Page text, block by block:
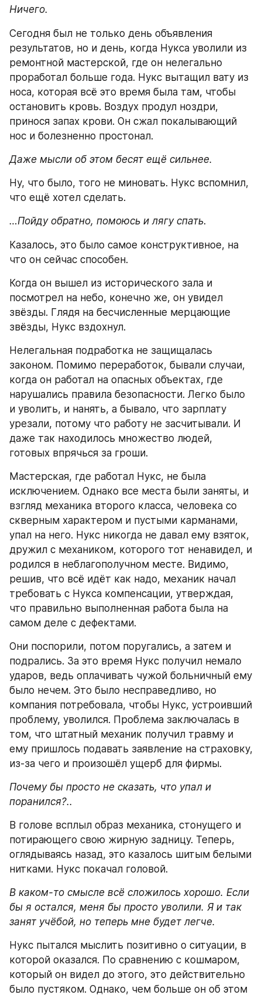
Ничего.
Сегодня был не только день объявления
результатов, но и день, когда Нукса уволили из
ремонтной мастерской, где он нелегально
проработал больше года. Нукс вытащил вату из
носа, которая всё это время была там, чтобы
остановить кровь. Воздух продул ноздри,
принося запах крови. Он сжал покалывающий
нос и болезненно простонал.
Даже мысли об этом бесят ещё сильнее.
Ну, что было, того не миновать. Нукс вспомнил,
что ещё хотел сделать.
…Пойду обратно, помоюсь и лягу спать.
Казалось, это было самое конструктивное, на
что он сейчас способен.
Когда он вышел из исторического зала и
посмотрел на небо, конечно же, он увидел
звёзды. Глядя на бесчисленные мерцающие
звёзды, Нукс вздохнул.
Нелегальная подработка не защищалась
законом. Помимо переработок, бывали случаи,
когда он работал на опасных объектах, где
нарушались правила безопасности. Легко было
и уволить, и нанять, а бывало, что зарплату
урезали, потому что работу не засчитывали. И
даже так находилось множество людей,
готовых впрячься за гроши.
Мастерская, где работал Нукс, не была
исключением. Однако все места были заняты, и
взгляд механика второго класса, человека со
скверным характером и пустыми карманами,
упал на него. Нукс никогда не давал ему взяток,
дружил с механиком, которого тот ненавидел, и
родился в неблагополучном месте. Видимо,
решив, что всё идёт как надо, механик начал
требовать с Нукса компенсации, утверждая,
что правильно выполненная работа была на
самом деле с дефектами.
Они поспорили, потом поругались, а затем и
подрались. За это время Нукс получил немало
ударов, ведь оплачивать чужой больничный ему
было нечем. Это было несправедливо, но
компания потребовала, чтобы Нукс, устроивший
проблему, уволился. Проблема заключалась в
том, что штатный механик получил травму и
ему пришлось подавать заявление на страховку,
из-за чего и произошёл ущерб для фирмы.
Почему бы просто не сказать, что упал и
поранился?..
В голове всплыл образ механика, стонущего и
потирающего свою жирную задницу. Теперь,
оглядываясь назад, это казалось шитым белыми
нитками. Нукс покачал головой.
В каком-то смысле всё сложилось хорошо. Если
бы я остался, меня бы просто уволили. Я и так
занят учёбой, но теперь мне будет легче.
Нукс пытался мыслить позитивно о ситуации, в
которой оказался. По сравнению с кошмаром,
который он видел до этого, это действительно
было пустяком. Однако, чем больше он об этом